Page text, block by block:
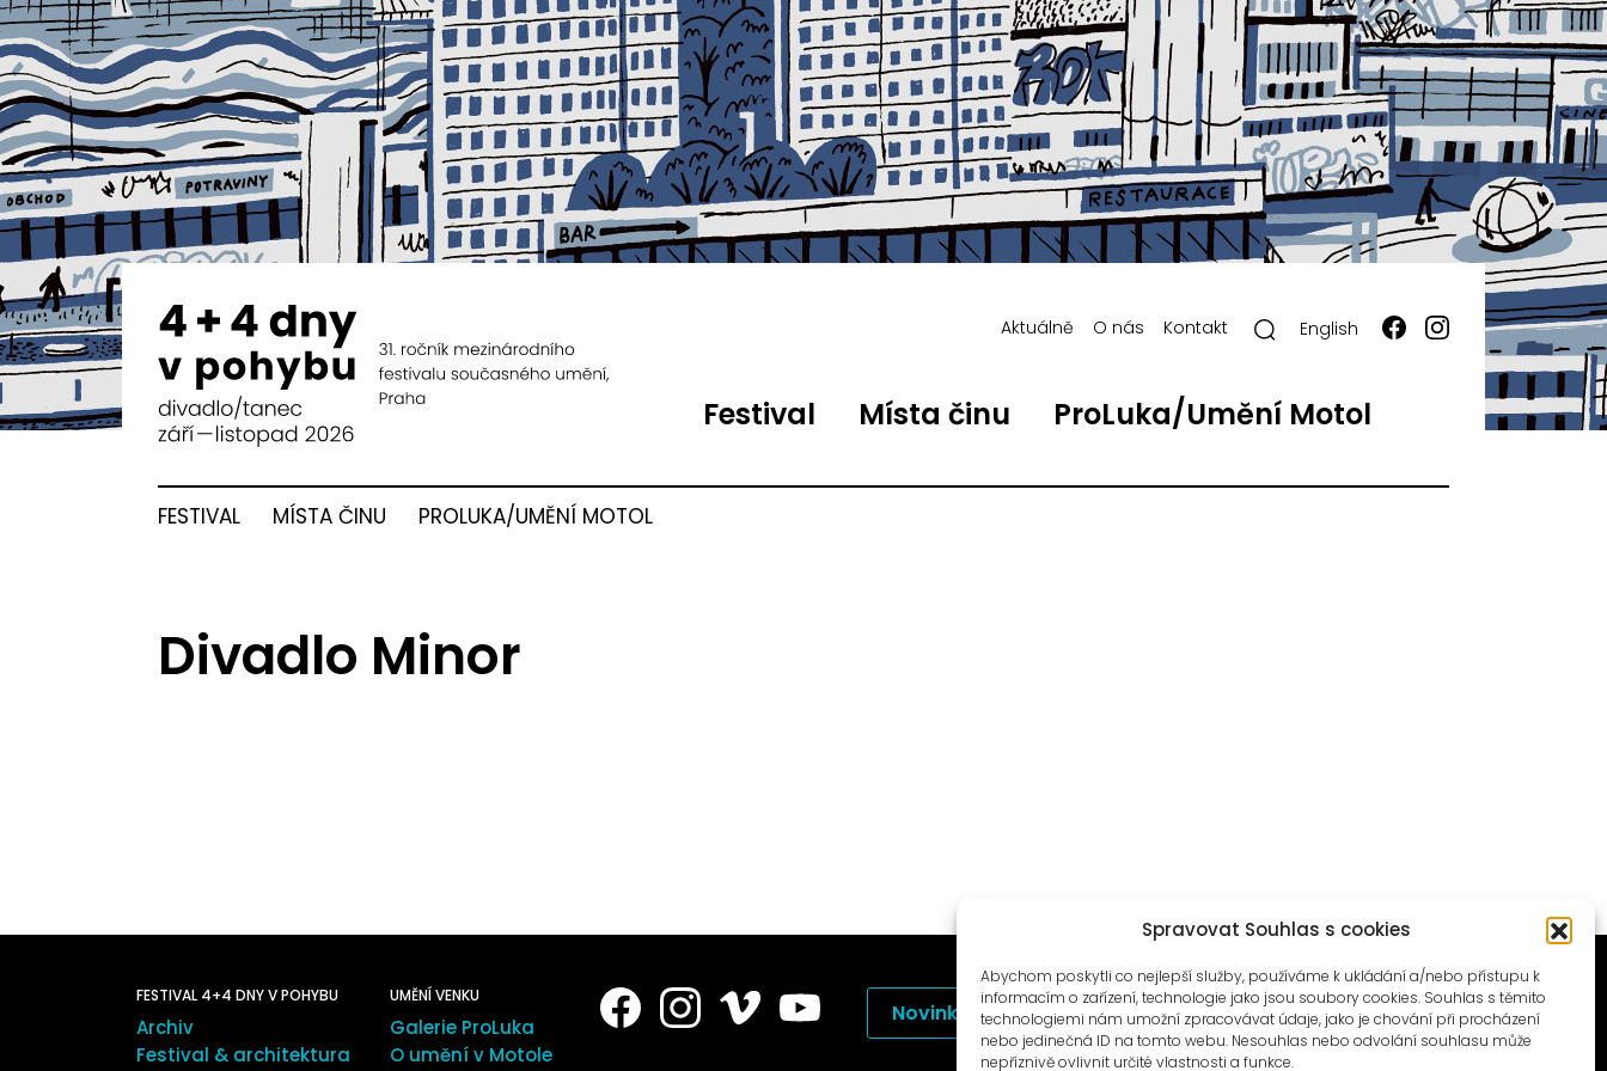
Spravovat Souhlas s cookies
Abychom poskytli co nejlepší služby, používáme k ukládání a/nebo přístupu k
informacím o zařízení, technologie jako jsou soubory cookies. Souhlas s těmito
technologiemi nám umožní zpracovávat údaje, jako je chování při procházení
nebo jedinečná ID na tomto webu. Nesouhlas nebo odvolání souhlasu může
nepříznivě ovlivnit určité vlastnosti a funkce.
Festival Místa činu ProLuka/Umění Motol
Aktuálně O nás Kontakt English
FESTIVAL MÍSTA ČINU PROLUKA/UMĚNÍ MOTOL
Divadlo Minor
FESTIVAL 4+4 DNY V POHYBU
Archiv
Festival & architektura
UMĚNÍ VENKU
Galerie ProLuka
O umění v Motole
Novinky na e-mail